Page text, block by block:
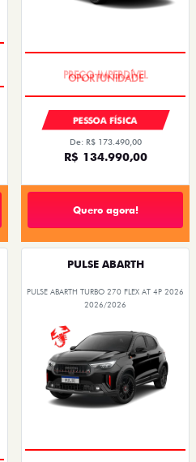
PESSOA FÍSICA
De: R$ 173.490,00
R$ 134.990,00
Quero agora!
PULSE ABARTH
PULSE ABARTH TURBO 270 FLEX AT 4P 2026
2026/2026